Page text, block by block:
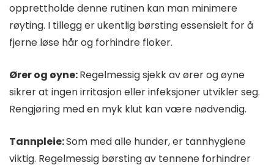
opprettholde denne rutinen kan man minimere
røyting. I tillegg er ukentlig børsting essensielt for å
fjerne løse hår og forhindre floker.
Ører og øyne:Regelmessig sjekk av ører og øyne
sikrer at ingen irritasjon eller infeksjoner utvikler seg.
Rengjøring med en myk klut kan være nødvendig.
Tannpleie:Som med alle hunder, er tannhygiene
viktig. Regelmessig børsting av tennene forhindrer